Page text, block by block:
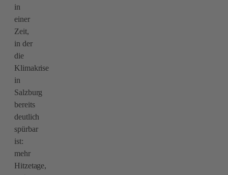
in
einer
Zeit,
in der
die
Klimakrise
in
Salzburg
bereits
deutlich
spürbar
ist:
mehr
Hitzetage,